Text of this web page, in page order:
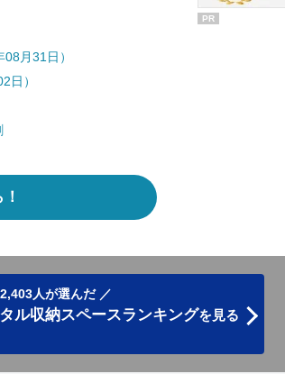
月31日）
日）
PR
人が選んだ ／
ル収納スペースランキングを見る